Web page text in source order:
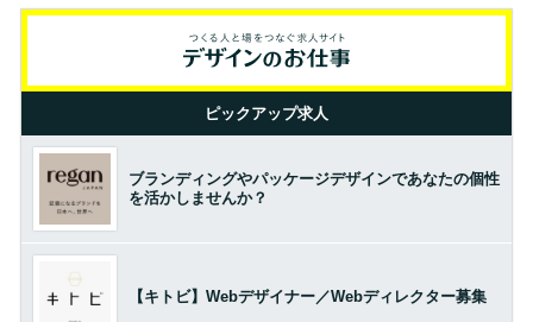
ピックアップ求人
ブランディングやパッケージデザインであなたの個性
を活かしませんか？
【キトビ】Webデザイナー／Webディレクター募集